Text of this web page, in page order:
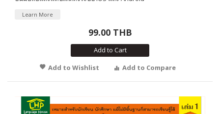
Learn More
99.00 THB
Add to Cart
Add to Wishlist
Add to Compare